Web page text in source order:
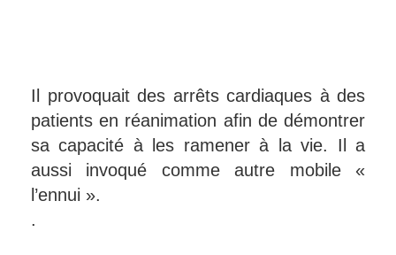
Il provoquait des arrêts cardiaques à des
patients en réanimation afin de démontrer
sa capacité à les ramener à la vie. Il a
aussi invoqué comme autre mobile «
l’ennui ».
.